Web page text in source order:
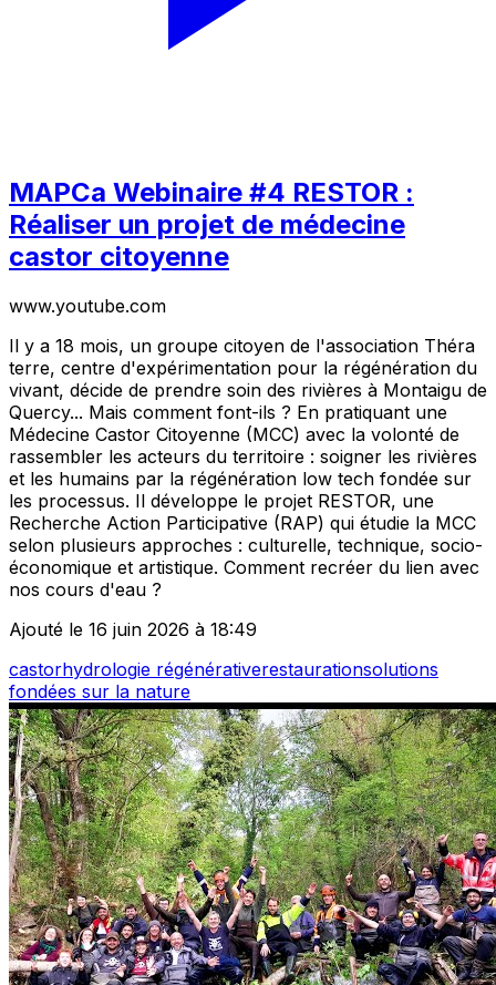
MAPCa Webinaire #4 RESTOR :
Réaliser un projet de médecine
castor citoyenne
www.youtube.com
Il y a 18 mois, un groupe citoyen de l'association Théra
terre, centre d'expérimentation pour la régénération du
vivant, décide de prendre soin des rivières à Montaigu de
Quercy... Mais comment font-ils ? En pratiquant une
Médecine Castor Citoyenne (MCC) avec la volonté de
rassembler les acteurs du territoire : soigner les rivières
et les humains par la régénération low tech fondée sur
les processus. Il développe le projet RESTOR, une
Recherche Action Participative (RAP) qui étudie la MCC
selon plusieurs approches : culturelle, technique, socio-
économique et artistique. Comment recréer du lien avec
nos cours d'eau ?
Ajouté le 16 juin 2026 à 18:49
castorhydrologie régénérativerestaurationsolutions
fondées sur la nature